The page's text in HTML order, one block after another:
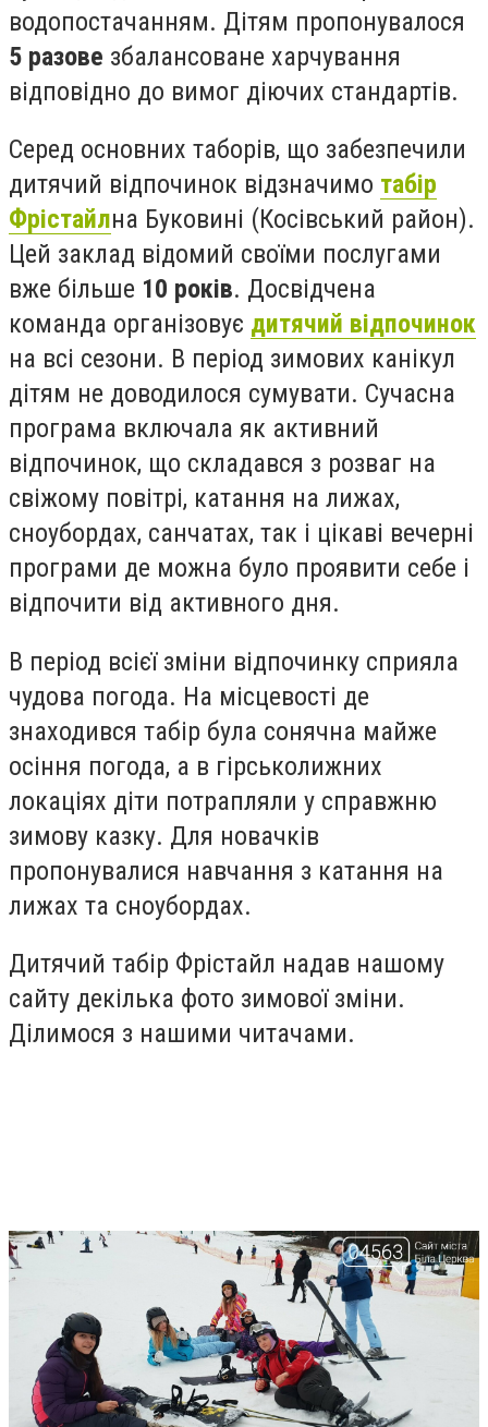
водопостачанням. Дітям пропонувалося
5 разове збалансоване харчування
відповідно до вимог діючих стандартів.
Серед основних таборів, що забезпечили
дитячий відпочинок відзначимо табір
Фрістайлна Буковині (Косівський район).
Цей заклад відомий своїми послугами
вже більше 10 років. Досвідчена
команда організовує дитячий відпочинок
на всі сезони. В період зимових канікул
дітям не доводилося сумувати. Сучасна
програма включала як активний
відпочинок, що складався з розваг на
свіжому повітрі, катання на лижах,
сноубордах, санчатах, так і цікаві вечерні
програми де можна було проявити себе і
відпочити від активного дня.
В період всієї зміни відпочинку сприяла
чудова погода. На місцевості де
знаходився табір була сонячна майже
осіння погода, а в гірськолижних
локаціях діти потрапляли у справжню
зимову казку. Для новачків
пропонувалися навчання з катання на
лижах та сноубордах.
Дитячий табір Фрістайл надав нашому
сайту декілька фото зимової зміни.
Ділимося з нашими читачами.